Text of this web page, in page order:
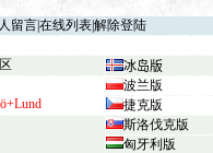
留言在线列表解除登陆
冰岛版
ö+Lund
波兰版
捷克版
斯洛伐克版
匈牙利版